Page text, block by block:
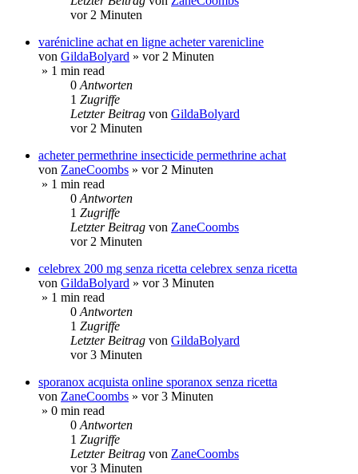
vor 2 Minuten
varénicline achat en ligne acheter varenicline
von GildaBolyard » vor 2 Minuten
» 1 min read
0 Antworten
1 Zugriffe
Letzter Beitrag von GildaBolyard
vor 2 Minuten
acheter permethrine insecticide permethrine achat
von ZaneCoombs » vor 2 Minuten
» 1 min read
0 Antworten
1 Zugriffe
Letzter Beitrag von ZaneCoombs
vor 2 Minuten
celebrex 200 mg senza ricetta celebrex senza ricetta
von GildaBolyard » vor 3 Minuten
» 1 min read
0 Antworten
1 Zugriffe
Letzter Beitrag von GildaBolyard
vor 3 Minuten
sporanox acquista online sporanox senza ricetta
von ZaneCoombs » vor 3 Minuten
» 0 min read
0 Antworten
1 Zugriffe
Letzter Beitrag von ZaneCoombs
vor 3 Minuten